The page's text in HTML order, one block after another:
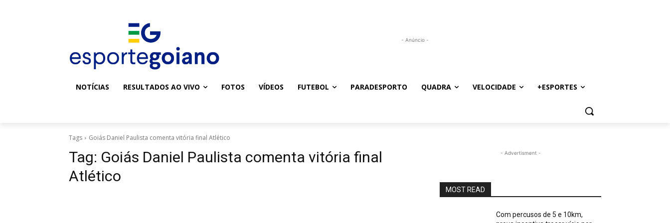
- Anúncio -
NOTÍCIAS RESULTADOS AO VIVO FOTOS VÍDEOS FUTEBOL PARADESPORTO QUADRA VELOCIDADE +ESPORTES
Tags Goiás Daniel Paulista comenta vitória final Atlético
Tag: Goiás Daniel Paulista comenta vitória final
Atlético
- Advertisment -
MOST READ
Com percusos de 5 e 10km,